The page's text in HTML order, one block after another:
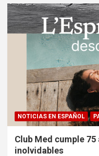
NOTICIAS EN ESPAÑOL
Club Med cumple
inolvidables